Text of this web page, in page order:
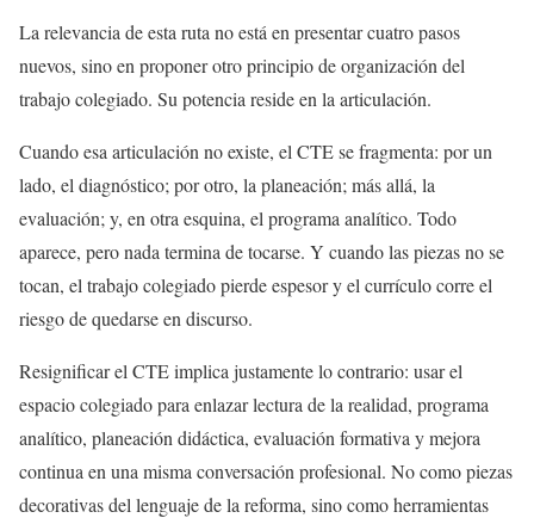
La relevancia de esta ruta no está en presentar cuatro pasos
nuevos, sino en proponer otro principio de organización del
trabajo colegiado. Su potencia reside en la articulación.
Cuando esa articulación no existe, el CTE se fragmenta: por un
lado, el diagnóstico; por otro, la planeación; más allá, la
evaluación; y, en otra esquina, el programa analítico. Todo
aparece, pero nada termina de tocarse. Y cuando las piezas no se
tocan, el trabajo colegiado pierde espesor y el currículo corre el
riesgo de quedarse en discurso.
Resignificar el CTE implica justamente lo contrario: usar el
espacio colegiado para enlazar lectura de la realidad, programa
analítico, planeación didáctica, evaluación formativa y mejora
continua en una misma conversación profesional. No como piezas
decorativas del lenguaje de la reforma, sino como herramientas